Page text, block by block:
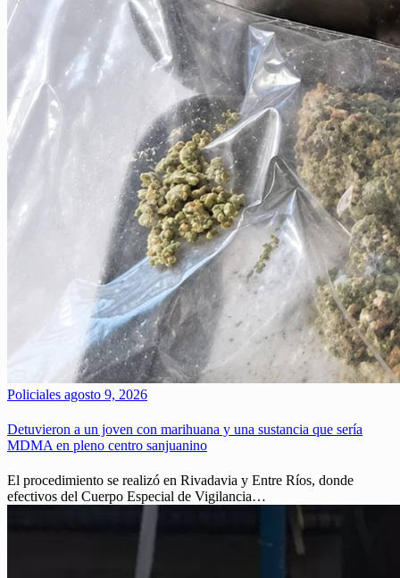
Policiales agosto 9, 2026
Detuvieron a un joven con marihuana y una sustancia que sería
MDMA en pleno centro sanjuanino
El procedimiento se realizó en Rivadavia y Entre Ríos, donde
efectivos del Cuerpo Especial de Vigilancia…